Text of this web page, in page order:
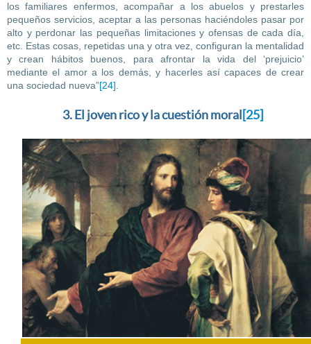
los familiares enfermos, acompañar a los abuelos y prestarles
pequeños servicios, aceptar a las personas haciéndoles pasar por
alto y perdonar las pequeñas limitaciones y ofensas de cada día,
etc. Estas cosas, repetidas una y otra vez, configuran la mentalidad
y crean hábitos buenos, para afrontar la vida del ‘prejuicio’
mediante el amor a los demás, y hacerles así capaces de crear
una sociedad nueva”[24]
3. El joven rico y la cuestión moral [25]